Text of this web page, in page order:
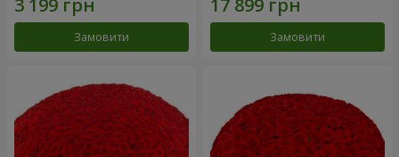
Замовити Замовити